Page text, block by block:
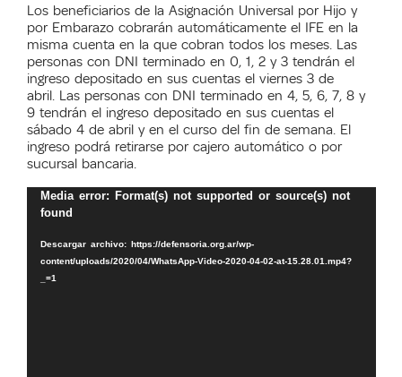
Los beneficiarios de la Asignación Universal por Hijo y
por Embarazo cobrarán automáticamente el IFE en la
misma cuenta en la que cobran todos los meses. Las
personas con DNI terminado en 0, 1, 2 y 3 tendrán el
ingreso depositado en sus cuentas el viernes 3 de
abril. Las personas con DNI terminado en 4, 5, 6, 7, 8 y
9 tendrán el ingreso depositado en sus cuentas el
sábado 4 de abril y en el curso del fin de semana. El
ingreso podrá retirarse por cajero automático o por
sucursal bancaria.
Reproductor
de
Media error: Format(s) not supported or source(s) not
found
Descargar archivo: https://defensoria.org.ar/wp-
content/uploads/2020/04/WhatsApp-Video-2020-04-02-at-15.28.01.mp4?
_=1